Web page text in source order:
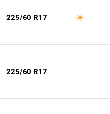
225/60 R17
225/60 R17